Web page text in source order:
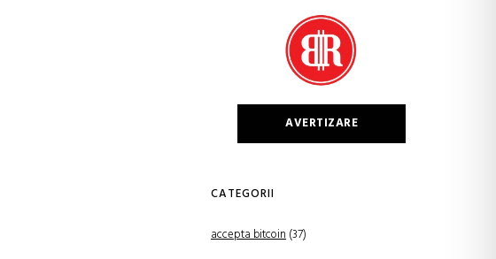
AVERTIZARE
CATEGORII
accepta bitcoin(37)